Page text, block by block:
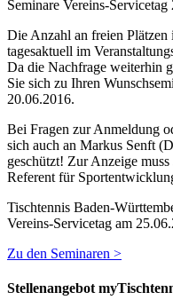
Seminare Vereins-Servicetag
Die Anzahl an freien Plätzen
tagesaktuell im
Da die Nachfrage weiterhin
Sie sich zu Ihren
20.06.2016.
Bei Fragen zur Anmeldung
sich auch an Markus Senft (
geschützt! Zur Anzeige
Referent für
Tischtennis Baden-
Vereins-Servicetag am
Zu den Seminaren >
Stellenangebot